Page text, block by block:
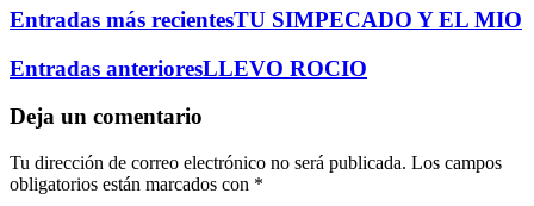
Entradas más recientesTU SIMPECADO Y EL MIO
Entradas anterioresLLEVO ROCIO
Deja un comentario
Tu dirección de correo electrónico no será publicada. Los campos
obligatorios están marcados con *